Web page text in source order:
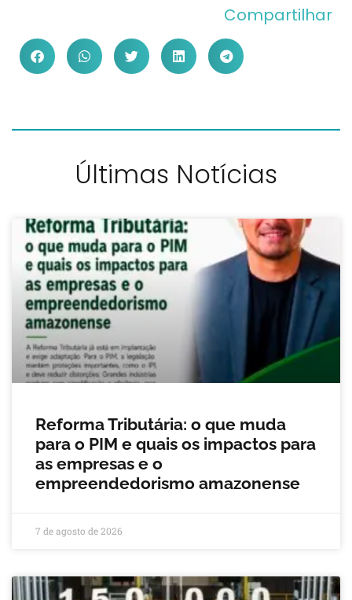
Compartilhar
Últimas Notícias
Reforma Tributária: o que muda
para o PIM e quais os impactos para
as empresas e o
empreendedorismo amazonense
7 de agosto de 2026